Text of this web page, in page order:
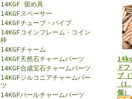
14KGF 留め具
14KGFスペーサー
14KGFチューブ・パイプ
14KGFコインフレーム・コイン
枠
14KGFチャーム
14KGF天然石チャームパーツ
14KGF合成宝石チャームパーツ
14KGFジルコニアチャームパー
ツ
14KGFパールチャームパーツ
ド
ブ（
（
個）